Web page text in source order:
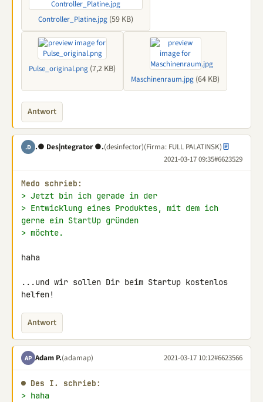
Controller_Platine.jpg (59 KB)
Pulse_original.png (7,2 KB)
Maschinenraum.jpg (64 KB)
Antwort
.D .● Des|ntegrator ●.(desinfector)(Firma: FULL PALATINSK)
2021-03-17 09:35#6623529
Medo schrieb:
> Jetzt bin ich gerade in der
> Entwicklung eines Produktes, mit dem ich
gerne ein StartUp gründen
> möchte.
haha
...und wir sollen Dir beim Startup kostenlos
helfen!
Antwort
AP Adam P.(adamap) 2021-03-17 10:12#6623566
● Des I. schrieb:
> haha